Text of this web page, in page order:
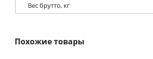
Вес брутто, кг
Похожие товары